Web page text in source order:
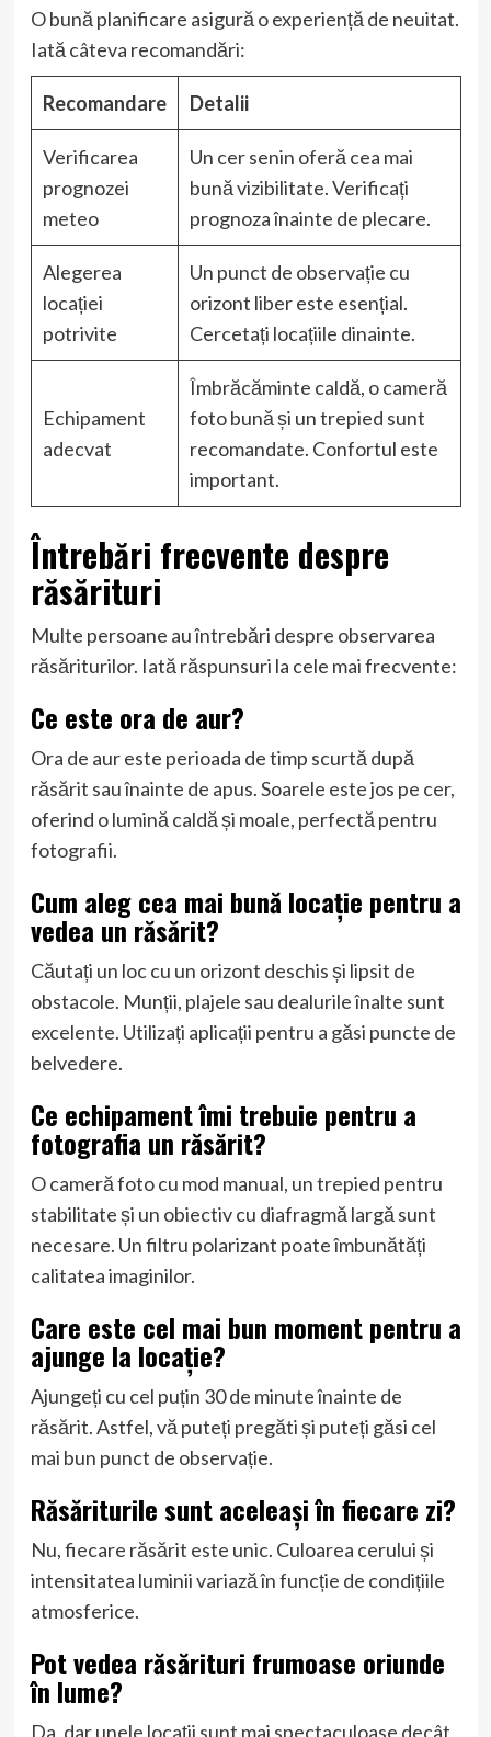
O bună planificare asigură o experiență de neuitat.
Iată câteva recomandări:
Recomandare Detalii
Verificarea
prognozei
meteo
Un cer senin oferă cea mai
bună vizibilitate. Verificați
prognoza înainte de plecare.
Alegerea
locației
potrivite
Un punct de observație cu
orizont liber este esențial.
Cercetați locațiile dinainte.
Echipament
adecvat
Îmbrăcăminte caldă, o cameră
foto bună și un trepied sunt
recomandate. Confortul este
important.
Întrebări frecvente despre
răsărituri
Multe persoane au întrebări despre observarea
răsăriturilor. Iată răspunsuri la cele mai frecvente:
Ce este ora de aur?
Ora de aur este perioada de timp scurtă după
răsărit sau înainte de apus. Soarele este jos pe cer,
oferind o lumină caldă și moale, perfectă pentru
fotografii.
Cum aleg cea mai bună locație pentru a
vedea un răsărit?
Căutați un loc cu un orizont deschis și lipsit de
obstacole. Munții, plajele sau dealurile înalte sunt
excelente. Utilizați aplicații pentru a găsi puncte de
belvedere.
Ce echipament îmi trebuie pentru a
fotografia un răsărit?
O cameră foto cu mod manual, un trepied pentru
stabilitate și un obiectiv cu diafragmă largă sunt
necesare. Un filtru polarizant poate îmbunătăți
calitatea imaginilor.
Care este cel mai bun moment pentru a
ajunge la locație?
Ajungeți cu cel puțin 30 de minute înainte de
răsărit. Astfel, vă puteți pregăti și puteți găsi cel
mai bun punct de observație.
Răsăriturile sunt aceleași în fiecare zi?
Nu, fiecare răsărit este unic. Culoarea cerului și
intensitatea luminii variază în funcție de condițiile
atmosferice.
Pot vedea răsărituri frumoase oriunde
în lume?
Da, dar unele locații sunt mai spectaculoase decât